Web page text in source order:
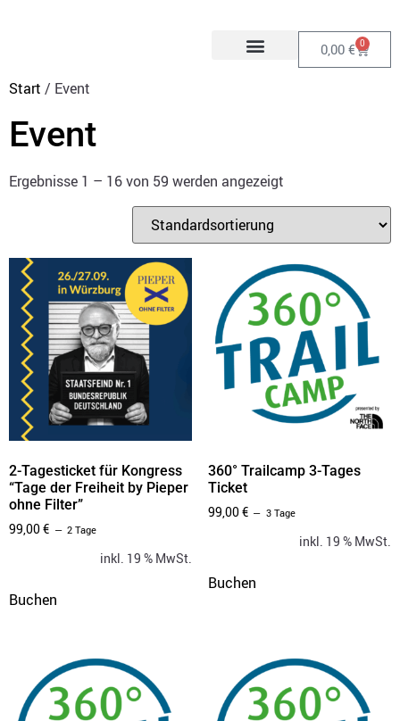
0,00 € 0
Start / Event
Event
Ergebnisse 1 – 16 von 59 werden angezeigt
2-Tagesticket für Kongress
“Tage der Freiheit by Pieper
ohne Filter”
99,00€ 2 Tage
inkl. 19 % MwSt.
Buchen
360° Trailcamp 3-Tages
Ticket
99,00€ 3 Tage
inkl. 19 % MwSt.
Buchen